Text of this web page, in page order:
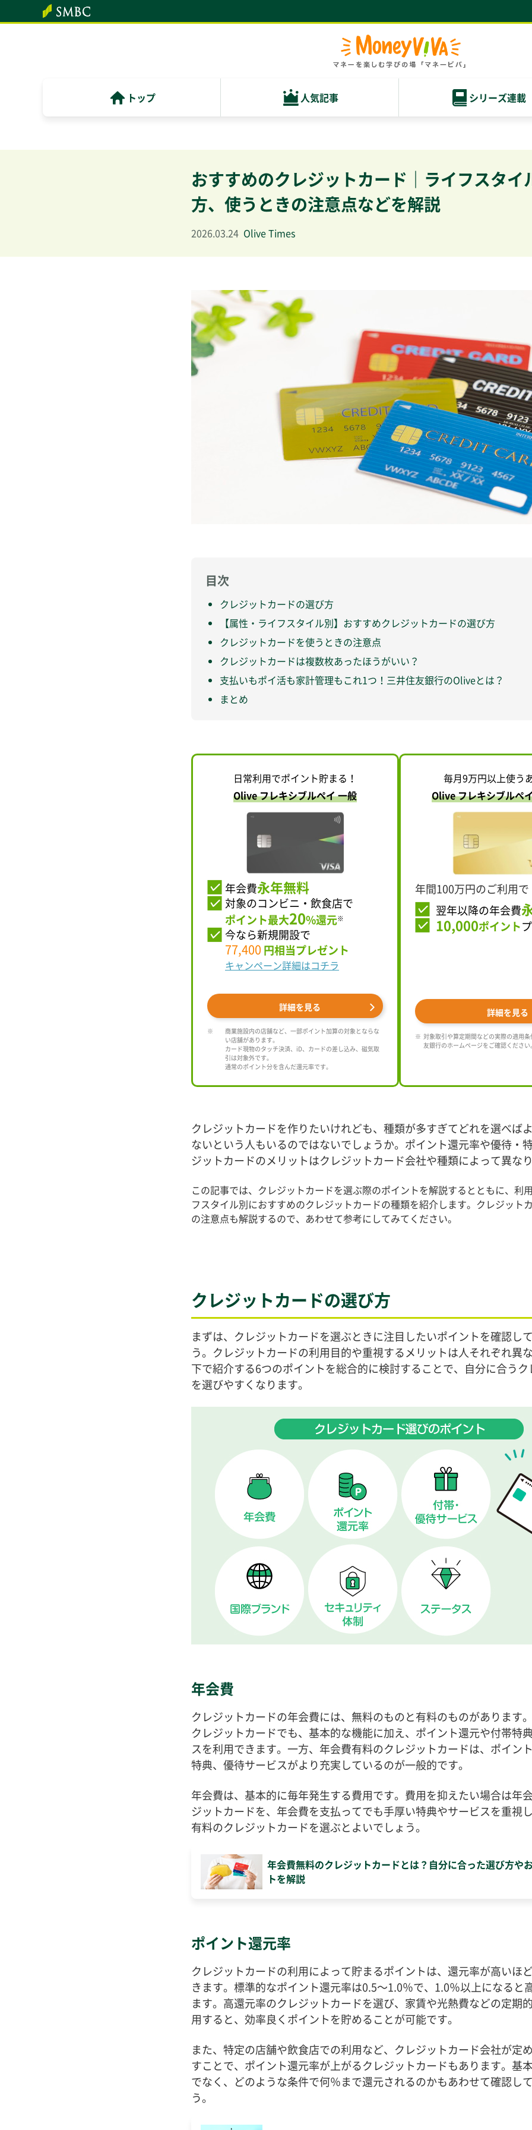
トップ 人気記事 シリーズ連載
おすすめのクレジットカード｜ライフスタイ
方、使うときの注意点などを解説
2026.03.24 Olive Times
目次
クレジットカードの選び方
【属性・ライフスタイル別】おすすめクレジットカードの選び方
クレジットカードを使うときの注意点
クレジットカードは複数枚あったほうがいい？
支払いもポイ活も家計管理もこれ1つ！三井住友銀行のOliveとは？
まとめ
日常利用でポイント貯まる！
Olive フレキシブルペイ 一般
年会費永年無料
対象のコンビニ・飲食店で
ポイント最大20%還元※
今なら新規開設で
77,400 円相当プレゼント
キャンペーン詳細はコチラ
詳細を見る
商業施設内の店舗など、一部ポイント加算の対象とならな
い店舗があります。
カード現物のタッチ決済、iD、カードの差し込み、磁気取
引は対象外です。
通常のポイント分を含んだ還元率です。
毎月9万円以上使う
Olive フレキシブルペ
年間100万円のご利用で
翌年以降の年会費
10,000ポイント
詳細を見る
対象取引や算定期間などの実際の適用
友銀行のホームページをご確認ください。
クレジットカードを作りたいけれども、種類が多すぎてどれを選べば
ないという人もいるのではないでしょうか。ポイント還元率や優待・
ジットカードのメリットはクレジットカード会社や種類によって異なり
この記事では、クレジットカードを選ぶ際のポイントを解説するとともに、利
フスタイル別におすすめのクレジットカードの種類を紹介します。クレジット
の注意点も解説するので、あわせて参考にしてみてください。
クレジットカードの選び方
まずは、クレジットカードを選ぶときに注目したいポイントを確認し
う。クレジットカードの利用目的や重視するメリットは人それぞれ異
下で紹介する6つのポイントを総合的に検討することで、自分に合う
を選びやすくなります。
年会費
クレジットカードの年会費には、無料のものと有料のものがあります
クレジットカードでも、基本的な機能に加え、ポイント還元や付帯特
スを利用できます。一方、年会費有料のクレジットカードは、ポイン
特典、優待サービスがより充実しているのが一般的です。
年会費は、基本的に毎年発生する費用です。費用を抑えたい場合は年
ジットカードを、年会費を支払ってでも手厚い特典やサービスを重視し
有料のクレジットカードを選ぶとよいでしょう。
年会費無料のクレジットカードとは？自分に合った選び方や
トを解説
ポイント還元率
クレジットカードの利用によって貯まるポイントは、還元率が高いほ
きます。標準的なポイント還元率は0.5～1.0％で、1.0％以上になると
ます。高還元率のクレジットカードを選び、家賃や光熱費などの定期
用すると、効率良くポイントを貯めることが可能です。
また、特定の店舗や飲食店での利用など、クレジットカード会社が定
すことで、ポイント還元率が上がるクレジットカードもあります。基
でなく、どのような条件で何％まで還元されるのかもあわせて確認し
う。